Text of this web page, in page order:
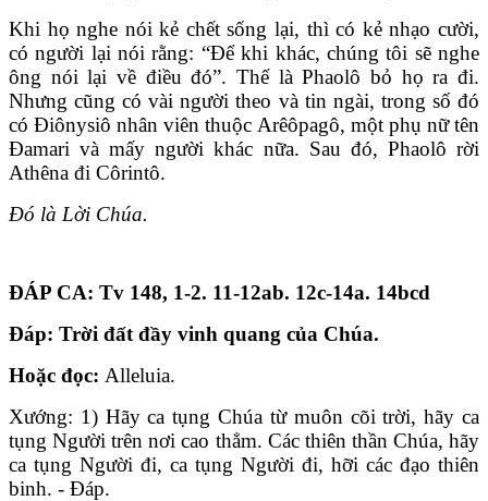
Khi họ nghe nói kẻ chết sống lại, thì có kẻ nhạo cười,
có người lại nói rằng: “Ðể khi khác, chúng tôi sẽ nghe
ông nói lại về điều đó”. Thế là Phaolô bỏ họ ra đi.
Nhưng cũng có vài người theo và tin ngài, trong số đó
có Ðiônysiô nhân viên thuộc Arêôpagô, một phụ nữ tên
Ðamari và mấy người khác nữa. Sau đó, Phaolô rời
Athêna đi Côrintô.
Đó là Lời Chúa.
ĐÁP CA: Tv 148, 1-2. 11-12ab. 12c-14a. 14bcd
Đáp: Trời đất đầy vinh quang của Chúa.
Hoặc đọc: Alleluia.
Xướng: 1) Hãy ca tụng Chúa từ muôn cõi trời, hãy ca
tụng Người trên nơi cao thẳm. Các thiên thần Chúa, hãy
ca tụng Người đi, ca tụng Người đi, hỡi các đạo thiên
binh. - Đáp.